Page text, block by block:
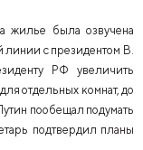
жилье была озвучена
с президентом В.
РФ увеличить
отдельных комнат, до
пообещал подумать
подтвердил планы